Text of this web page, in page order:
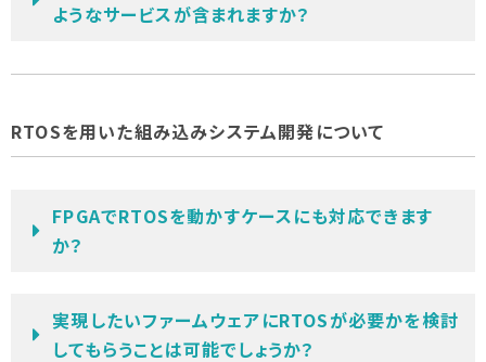
ようなサービスが含まれますか？
RTOSを用いた組み込みシステム開発について
FPGAでRTOSを動かすケースにも対応できます
か？
実現したいファームウェアにRTOSが必要かを検討
してもらうことは可能でしょうか？